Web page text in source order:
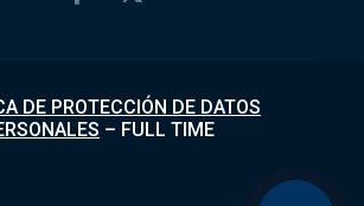
DE PROTECCIÓN DE DATOS
– FULL TIME